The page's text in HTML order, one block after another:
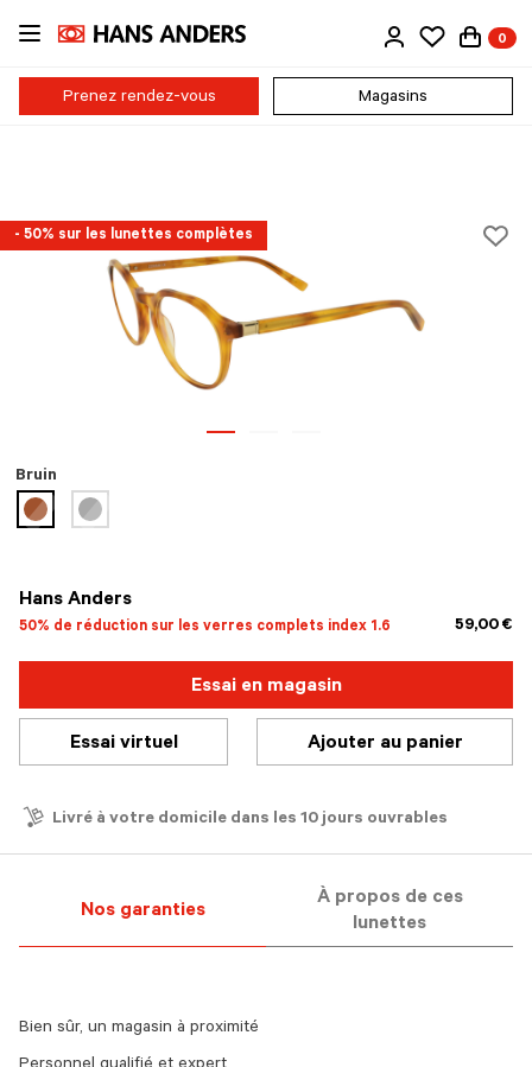
Passer
contenu
principal
0
Prenez rendez-vous Magasins
- 50% sur les lunettes complètes
Hans Anders
50% de réduction sur les verres complets index 1.6 59,00 €
Bruin
sélectionné
Essai en magasin
Essai virtuel Ajouter au panier
Livré à votre domicile dans les 10 jours ouvrables
Nos garanties
À propos de ces
lunettes
Bien sûr, un magasin à proximité